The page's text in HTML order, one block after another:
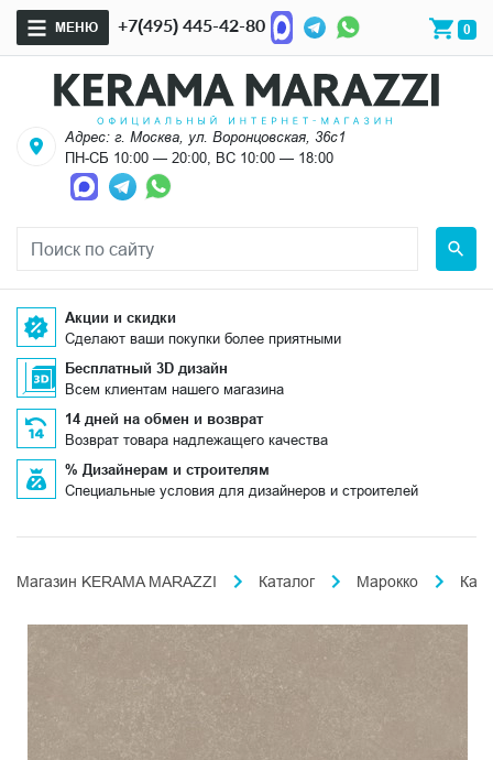
МЕНЮ +7(495) 445-42-80 0
Адрес: г. Москва, ул. Воронцовская, 36с1
ПН-СБ 10:00 — 20:00, ВС 10:00 — 18:00
Акции и скидки
Сделают ваши покупки более приятными
Бесплатный 3D дизайн
Всем клиентам нашего магазина
14 дней на обмен и возврат
Возврат товара надлежащего качества
% Дизайнерам и строителям
Специальные условия для дизайнеров и строителей
Магазин KERAMA MARAZZI Каталог Марокко